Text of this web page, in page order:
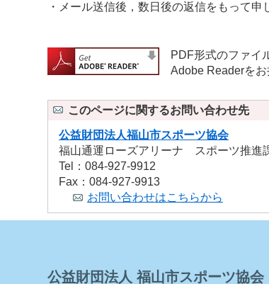
・メール送信後，数日後の返信をもって申
PDF形式のファイ
Adobe Readerを
このページに関するお問い合わせ先
公益財団法人福山市スポーツ協会
福山通運ローズアリーナ スポーツ推進
Tel：084-927-9912
Fax：084-927-9913
お問い合わせはこちらから
公益財団法人 福山市スポーツ協会